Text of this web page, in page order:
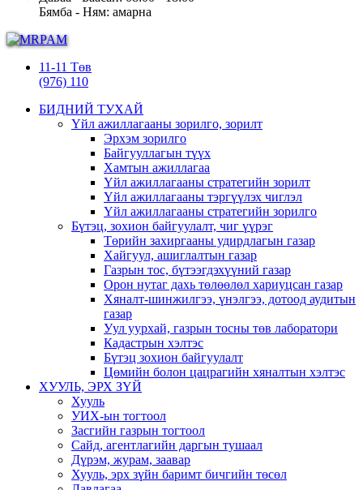
Бямба - Ням: амарна
11-11 Төв
(976) 110
БИДНИЙ ТУХАЙ
Үйл ажиллагааны зорилго, зорилт
Эрхэм зорилго
Байгууллагын түүх
Хамтын ажиллагаа
Үйл ажиллагааны стратегийн зорилт
Үйл ажиллагааны тэргүүлэх чиглэл
Үйл ажиллагааны стратегийн зорилго
Бүтэц, зохион байгуулалт, чиг үүрэг
Төрийн захиргааны удирдлагын газар
Хайгуул, ашиглалтын газар
Газрын тос, бүтээгдэхүүний газар
Орон нутаг дахь төлөөлөл хариуцсан газар
Хяналт-шинжилгээ, үнэлгээ, дотоод аудитын
газар
Уул уурхай, газрын тосны төв лаборатори
Кадастрын хэлтэс
Бүтэц зохион байгуулалт
Цөмийн болон цацрагийн хяналтын хэлтэс
ХУУЛЬ, ЭРХ ЗҮЙ
Хууль
УИХ-ын тогтоол
Засгийн газрын тогтоол
Сайд, агентлагийн даргын тушаал
Дүрэм, журам, заавар
Хууль, эрх зүйн баримт бичгийн төсөл